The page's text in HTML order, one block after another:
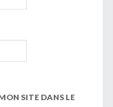
SITE DANS LE